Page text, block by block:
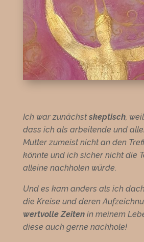
Ich war zunächstskeptisch,
dass ich als arbeitende und
Mutter zumeist nicht an den
könnte und ich sicher nicht die
alleine nachholen würde.
Und es kam anders als ich
die Kreise und deren
wertvolle Zeitenin meinem
diese auch gerne nachhole!